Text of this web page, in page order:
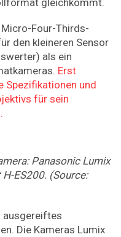
Four-Thirds-
den kleineren Sensor
als ein
Erst
Spezifikationen und
für sein
Panasonic Lumix
ES200. (Source:
ausgereiftes
Die Kameras Lumix